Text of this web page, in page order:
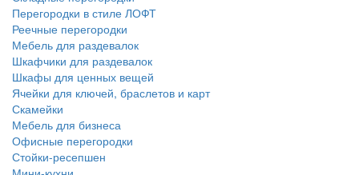
Перегородки в стиле ЛОФТ
Реечные перегородки
Мебель для раздевалок
Шкафчики для раздевалок
Шкафы для ценных вещей
Ячейки для ключей, браслетов и карт
Скамейки
Мебель для бизнеса
Офисные перегородки
Стойки-ресепшен